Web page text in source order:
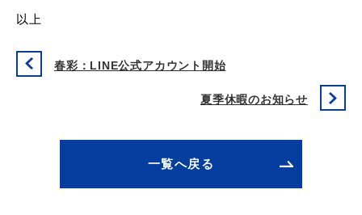
以上
春彩：LINE公式アカウント開始
夏季休暇のお知らせ
一覧へ戻る